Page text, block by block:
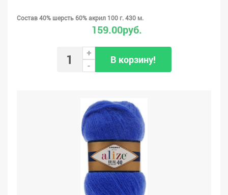
Состав 40% шерсть 60% акрил 100 г. 430 м.
159.00руб.
+
-
В корзину!